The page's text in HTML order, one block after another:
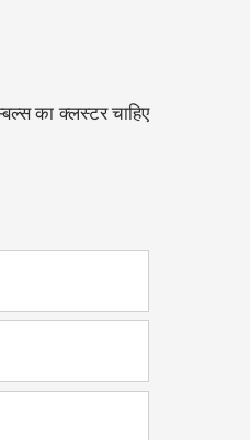
का क्लस्टर चाहिए